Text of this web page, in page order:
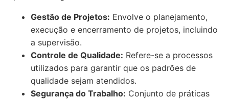
Gestão de Projetos: Envolve o planejamento,
execução e encerramento de projetos, incluindo
a supervisão.
Controle de Qualidade: Refere-se a processos
utilizados para garantir que os padrões de
qualidade sejam atendidos.
Segurança do Trabalho: Conjunto de práticas